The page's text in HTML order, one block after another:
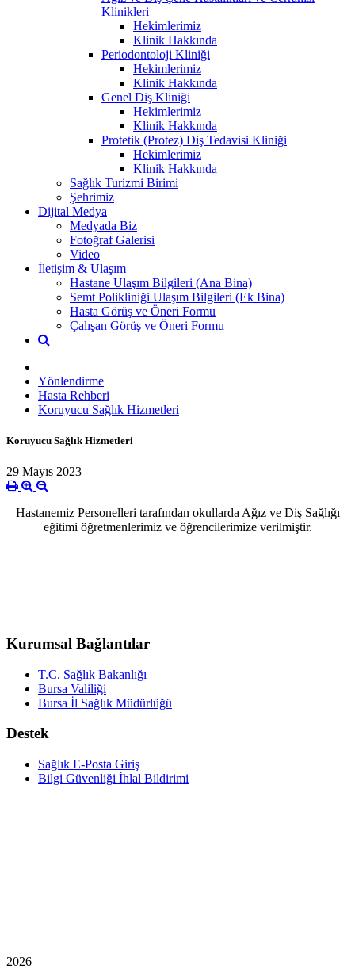
Klinikleri
Hekimlerimiz
Klinik Hakkında
Periodontoloji Kliniği
Hekimlerimiz
Klinik Hakkında
Genel Diş Kliniği
Hekimlerimiz
Klinik Hakkında
Protetik (Protez) Diş Tedavisi Kliniği
Hekimlerimiz
Klinik Hakkında
Sağlık Turizmi Birimi
Şehrimiz
Dijital Medya
Medyada Biz
Fotoğraf Galerisi
Video
İletişim & Ulaşım
Hastane Ulaşım Bilgileri (Ana Bina)
Semt Polikliniği Ulaşım Bilgileri (Ek Bina)
Hasta Görüş ve Öneri Formu
Çalışan Görüş ve Öneri Formu
Yönlendirme
Hasta Rehberi
Koruyucu Sağlık Hizmetleri
Koruyucu Sağlık Hizmetleri
29 Mayıs 2023
Hastanemiz Personelleri tarafından okullarda Ağız ve Diş Sağlığı
eğitimi öğretmenlerimiz ve öğrencilerimize verilmiştir.
Kurumsal Bağlantılar
T.C. Sağlık Bakanlığı
Bursa Valiliği
Bursa İl Sağlık Müdürlüğü
Destek
Sağlık E-Posta Giriş
Bilgi Güvenliği İhlal Bildirimi
2026